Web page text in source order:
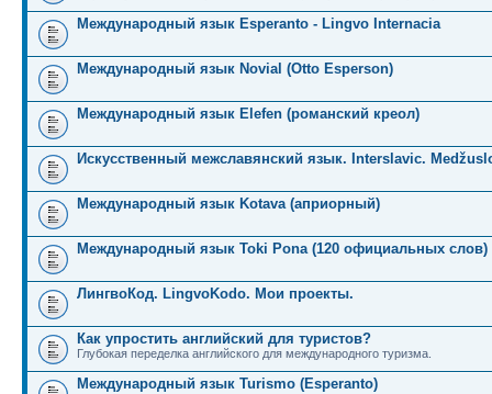
Международный язык Esperanto - Lingvo Internacia
Международный язык Novial (Otto Esperson)
Международный язык Elefen (романский креол)
Искусственный межславянский язык. Interslavic.
Международный язык Kotava (априорный)
Международный язык Toki Pona (120 официальных слов)
ЛингвоКод. LingvoKodo. Мои проекты.
Как упростить английский для туристов?
Глубокая переделка английского для международного туризма.
Международный язык Turismo (Esperanto)